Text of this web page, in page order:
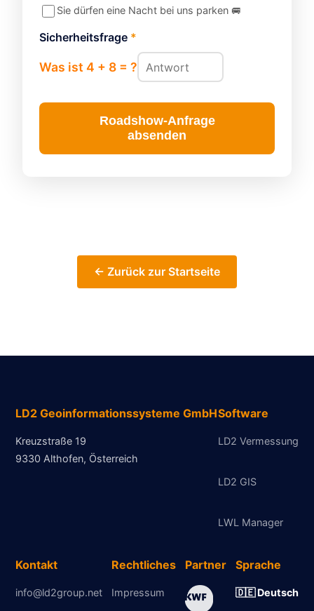
Sie dürfen eine Nacht bei uns parken 🚐
Sicherheitsfrage *
Was ist 4 + 8 = ?
Roadshow-Anfrage
absenden
← Zurück zur Startseite
LD2 Geoinformationssysteme GmbH
Kreuzstraße 19
9330 Althofen, Österreich
Software
LD2 Vermessung
LD2 GIS
LWL Manager
Kontakt
info@ld2group.net
Rechtliches
Impressum
Partner Sprache
🇩🇪 Deutsch